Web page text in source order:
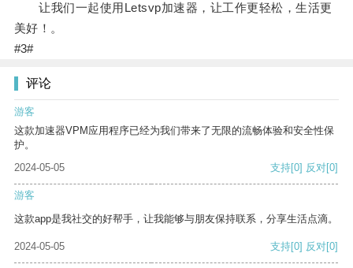
让我们一起使用Letsvp加速器，让工作更轻松，生活更
美好！。
#3#
评论
游客
这款加速器VPM应用程序已经为我们带来了无限的流畅体验和安全性保
护。
2024-05-05
支持[0] 反对[0]
游客
这款app是我社交的好帮手，让我能够与朋友保持联系，分享生活点滴。
2024-05-05 支持[0] 反对[0]